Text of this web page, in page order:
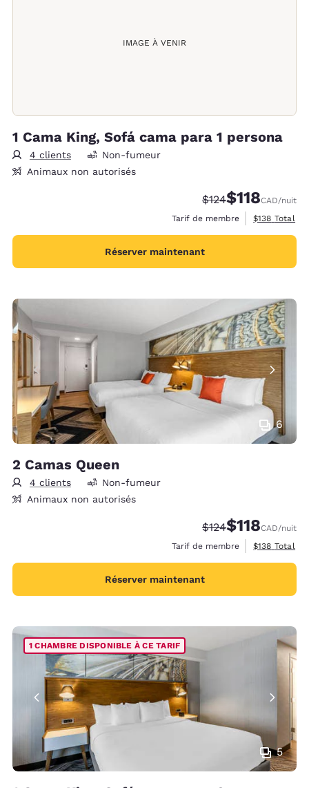
IMAGE À VENIR
1 Cama King, Sofá cama para 1 persona
4 clients
Non-fumeur
Animaux non autorisés
Tarif barré :
$124Tarif réduit :
$118CAD/nuit
Tarif de membre
Afficher les
$138 Total
Réserver maintenant
6
2 Camas Queen
4 clients
Non-fumeur
Animaux non autorisés
Tarif barré :
$124Tarif réduit :
$118CAD/nuit
Tarif de membre
Afficher les
$138 Total
Réserver maintenant
5
1 CHAMBRE DISPONIBLE À CE TARIF